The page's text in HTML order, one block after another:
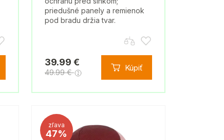
priedušné panely a remienok
pod bradu držia tvar.
39.99 €
49.99 € Kúpiť
zľava
47%